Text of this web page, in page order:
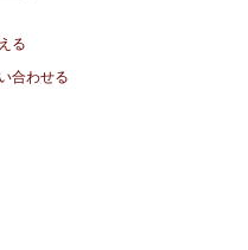
る
合わせる